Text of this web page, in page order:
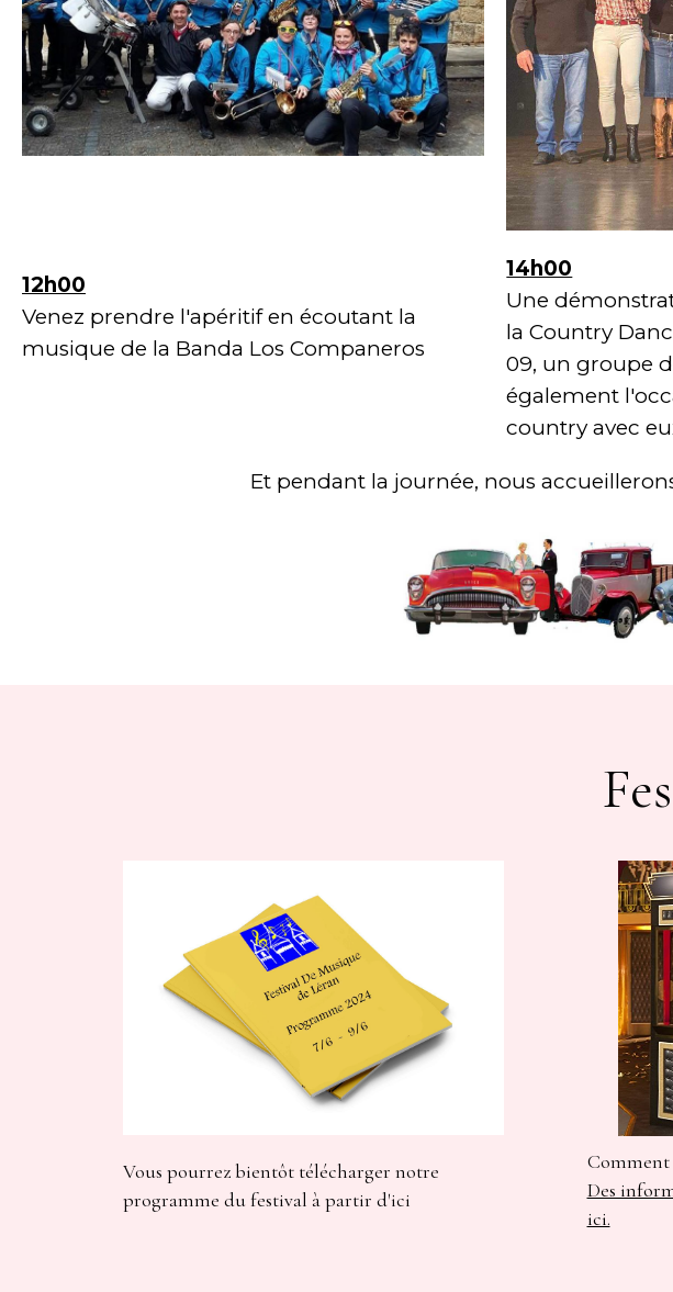
12h00
Venez prendre l'apéritif en écoutant la
musique de la Banda Los Companeros
14h00
Une
la Country
09, un groupe
également
country avec
Et pendant la journée, nous
Vous pourrez bientôt télécharger notre
programme du festival à partir d'ici
Comment
Des
ici.